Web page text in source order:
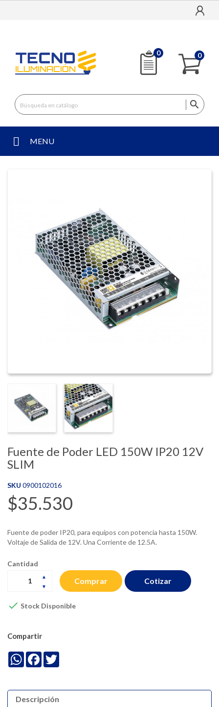
0 0

MENU
Fuente de Poder LED 150W IP20 12V
SLIM
SKU 0900102016
$35.530
Fuente de poder IP20, para equipos con potencia hasta 150W.
Voltaje de Salida de 12V. Una Corriente de 12.5A.
Cantidad
Comprar
 Stock Disponible
Cotizar
Compartir
WhatsApp
Facebook
Descripción